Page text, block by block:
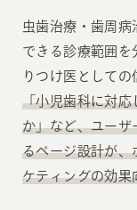
虫歯治療・歯周
できる診療範囲を
りつけ医として
「小児歯科に対応
か」など、ユーザ
るページ設計が、
ケティングの効果